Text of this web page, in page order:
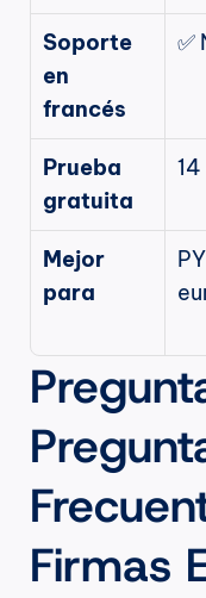
Soporte
en
francés
✅
Prueba
gratuita
Mejor
para
Firmas